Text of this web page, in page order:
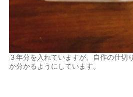
３年分を入れていますが、自作の仕切
か分かるようにしています。